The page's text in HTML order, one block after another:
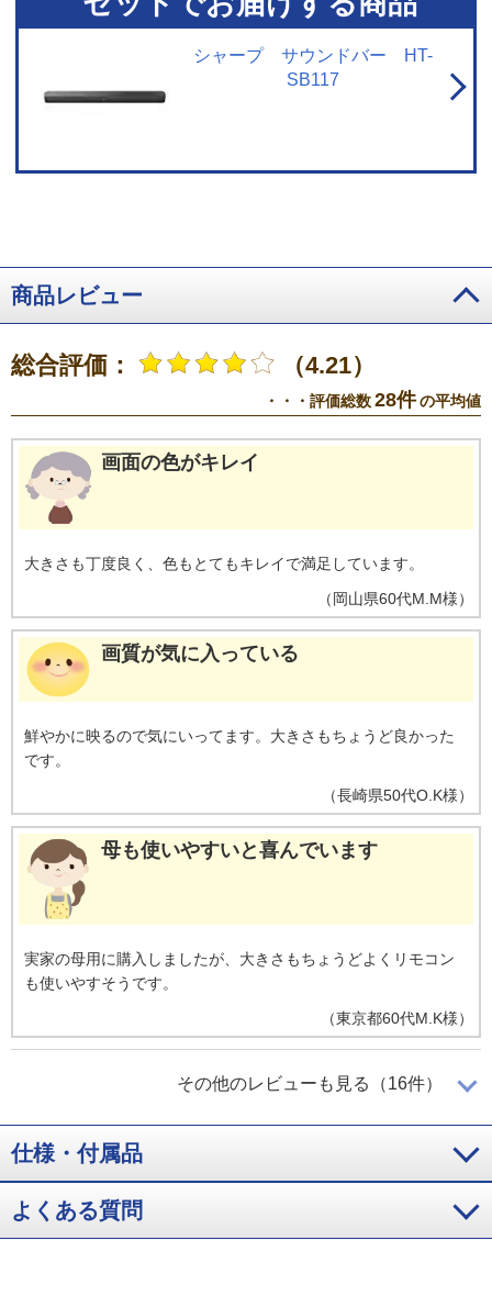
シャープ サウンドバー HT-
SB117
商品レビュー
総合評価： （4.21）
・・・評価総数28件の平均値
画面の色がキレイ
大きさも丁度良く、色もとてもキレイで満足しています。
（ 岡山県60代M.M様）
画質が気に入っている
鮮やかに映るので気にいってます。大きさもちょうど良かった
です。
（長崎県50代O.K様）
母も使いやすいと喜んでいます
実家の母用に購入しましたが、大きさもちょうどよくリモコン
も使いやすそうです。
（東京都60代M.K様）
機能が十分で満足
部屋の広さに合った適度な大きさでした。ネット接続など十分
な機能が備わっており満足です。
Y.D様）
その他のレビューも見る（16件）
仕様・付属品
よくある質問